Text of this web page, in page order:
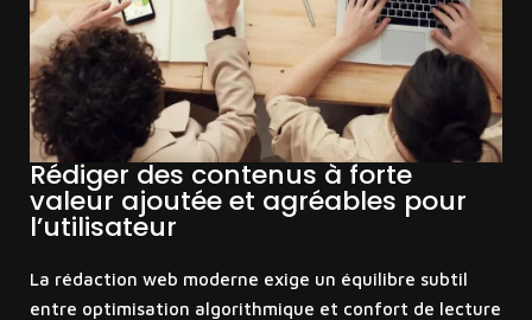
Rédiger des contenus à forte
valeur ajoutée et agréables pour
l’utilisateur
La rédaction web moderne exige un équilibre subtil
entre optimisation algorithmique et confort de lecture